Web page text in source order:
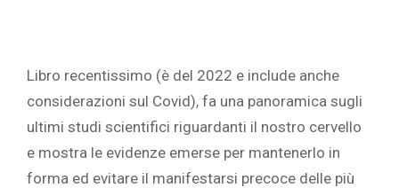
Libro recentissimo (è del 2022 e include anche
considerazioni sul Covid), fa una panoramica sugli
ultimi studi scientifici riguardanti il nostro cervello
e mostra le evidenze emerse per mantenerlo in
forma ed evitare il manifestarsi precoce delle più